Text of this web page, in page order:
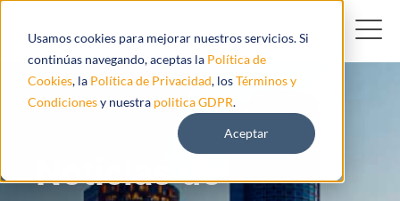
Usamos cookies para mejorar nuestros servicios. Si
continúas navegando, aceptas la Política de
Cookies, la Política de Privacidad, losTérminos y
Condicionesy nuestra politica GDPR.
Aceptar
Noticias de